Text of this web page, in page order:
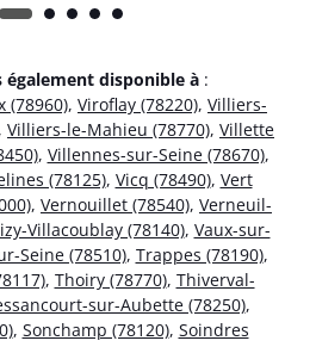
également disponible à :
(78960), Viroflay (78220), Villiers-
, Villiers-le-Mahieu (78770), Villette
, Villennes-sur-Seine (78670),
(78125), Vicq (78490), Vert
, Vernouillet (78540), Verneuil-
Villacoublay (78140), Vaux-sur-
Seine (78510), Trappes (78190),
, Thoiry (78770), Thiverval-
sur-Aubette (78250),
, Sonchamp (78120), Soindres